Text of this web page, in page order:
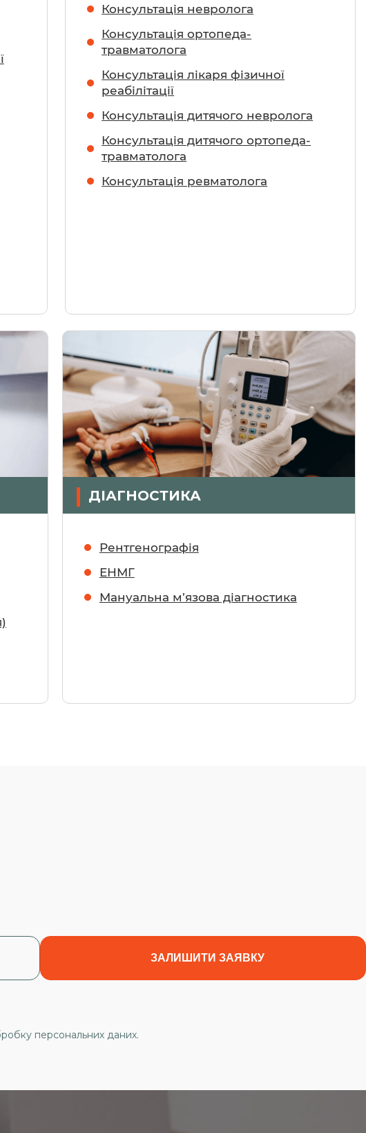
Консультація невролога
Консультація ортопеда-
травматолога
Консультація лікаря фізичної
реабілітації
Консультація дитячого невролога
Консультація дитячого ортопеда-
травматолога
Консультація ревматолога
ДІАГНОСТИКА
Рентгенографія
ЕНМГ
Мануальна м’язова діагностика
персональних даних.